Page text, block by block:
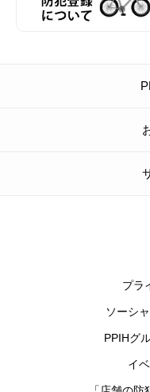
プラ
ソーシ
PPIHグ
イ